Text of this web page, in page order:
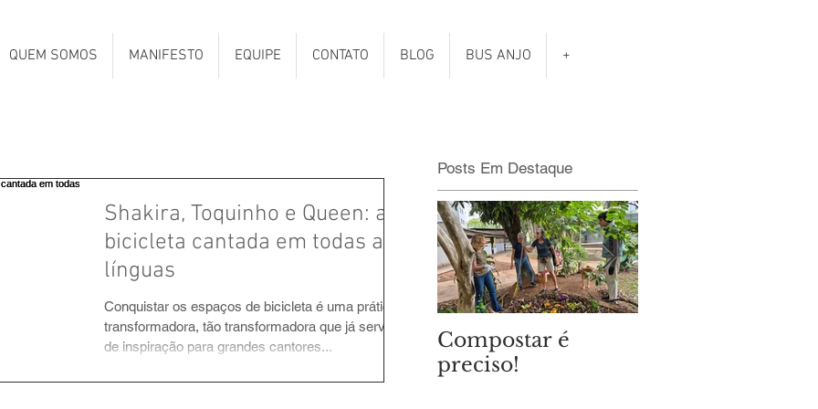
QUEM SOMOS MANIFESTO EQUIPE CONTATO BLOG BUS ANJO +
Shakira, Toquinho e Queen: a
bicicleta cantada em todas as
línguas
Conquistar os espaços de bicicleta é uma prática
transformadora, tão transformadora que já serviu
de inspiração para grandes cantores...
Posts Em Destaque
Compostar é
preciso!